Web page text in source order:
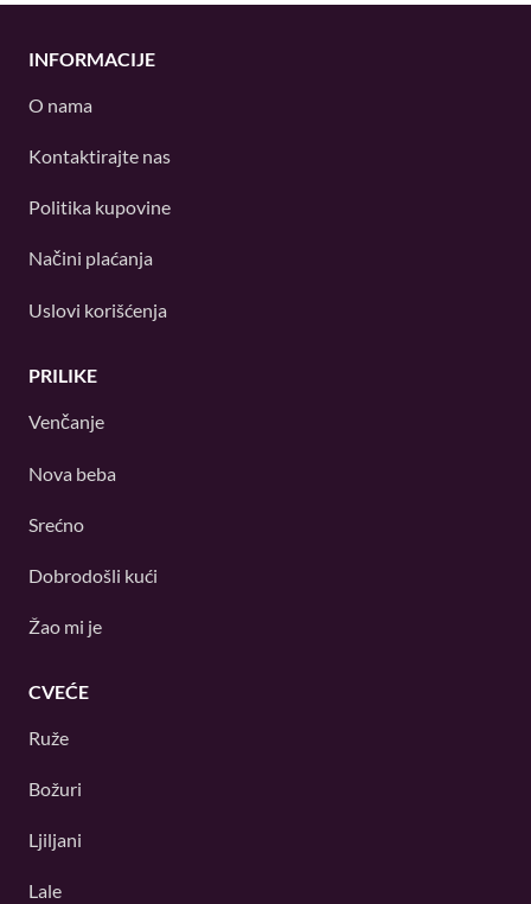
INFORMACIJE
O nama
Kontaktirajte nas
Politika kupovine
Načini plaćanja
Uslovi korišćenja
PRILIKE
Venčanje
Nova beba
Srećno
Dobrodošli kući
Žao mi je
CVEĆE
Ruže
Božuri
Ljiljani
Lale